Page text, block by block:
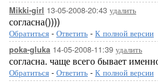
Mikki-girl 13-05-2008-20:43 удалить
согласна())))
Обратиться - Ответить - К полной версии
poka-gluka 14-05-2008-11:39 удалить
согласна. чаще всего бывает
Обратиться - Ответить - К полной версии